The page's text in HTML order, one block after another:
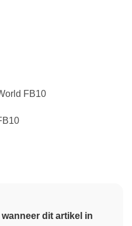
FB10
dit artikel in